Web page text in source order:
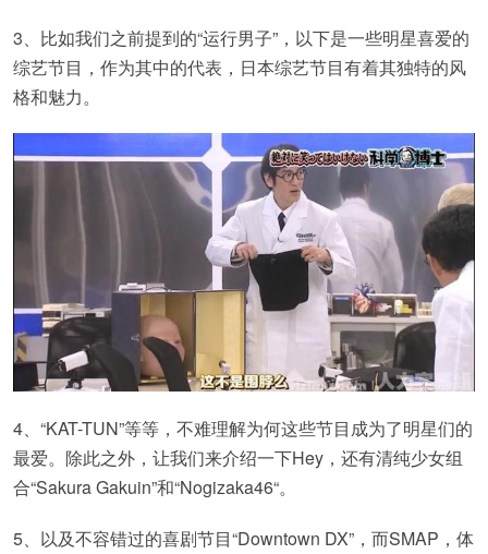
3、比如我们之前提到的“运行男子”，以下是一些明星喜爱的
综艺节目，作为其中的代表，日本综艺节目有着其独特的风
格和魅力。
4、“KAT-TUN”等等，不难理解为何这些节目成为了明星们的
最爱。除此之外，让我们来介绍一下Hey，还有清纯少女组
合“Sakura Gakuin”和“Nogizaka46“。
5、以及不容错过的喜剧节目“Downtown DX”，而SMAP，体